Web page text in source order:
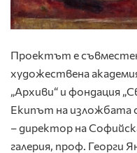
Проектът е
художествена
„Архиви“ и фондация
Екипът на изложбата
– директор на
галерия, проф. Георги